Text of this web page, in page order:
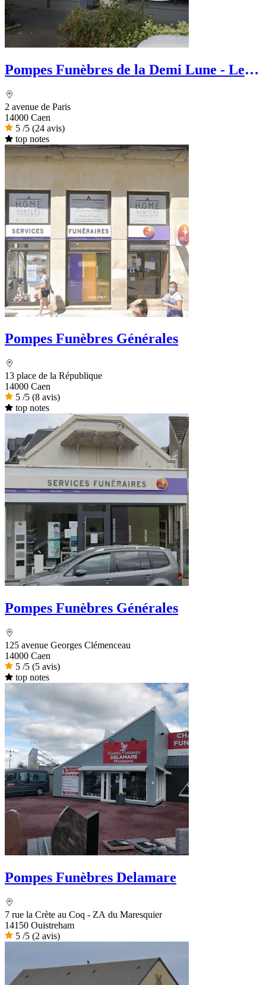
Pompes Funèbres de la Demi Lune - Le
2 avenue de Paris
14000 Caen
5 /5 (24 avis)
top notes
Pompes Funèbres Générales
13 place de la République
14000 Caen
5 /5 (8 avis)
top notes
Pompes Funèbres Générales
125 avenue Georges Clémenceau
14000 Caen
5 /5 (5 avis)
top notes
Pompes Funèbres Delamare
7 rue la Crète au Coq - ZA du Maresquier
14150 Ouistreham
5 /5 (2 avis)